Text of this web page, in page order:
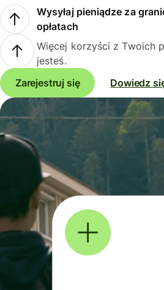
Wysyłaj pieniądze za
opłatach
Więcej korzyści z Twoich
jesteś.
Zarejestruj się
Dowiedz